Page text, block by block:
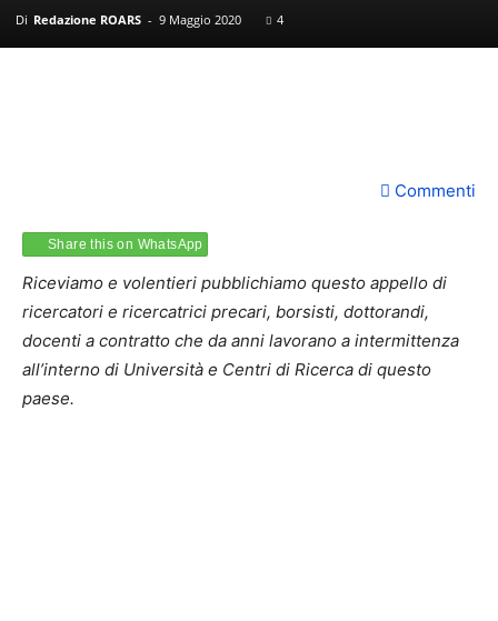
Di Redazione ROARS - 9 Maggio 2020 4
Commenti
Share this on WhatsApp
Riceviamo e volentieri pubblichiamo questo appello di
ricercatori e ricercatrici precari, borsisti, dottorandi,
docenti a contratto che da anni lavorano a intermittenza
all’interno di Università e Centri di Ricerca di questo
paese.